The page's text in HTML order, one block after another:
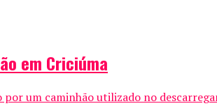
em Criciúma
um caminhão utilizado no